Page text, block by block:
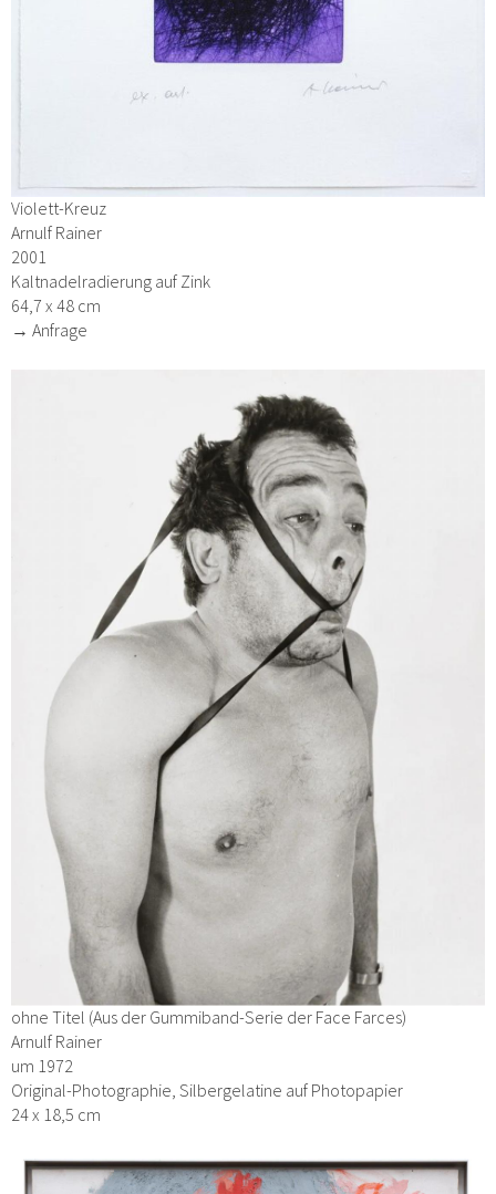
Violett-Kreuz
Arnulf Rainer
2001
Kaltnadelradierung auf Zink
64,7 x 48 cm
→ Anfrage
ohne Titel (Aus der Gummiband-Serie der Face Farces)
Arnulf Rainer
um 1972
Original-Photographie, Silbergelatine auf Photopapier
24 x 18,5 cm